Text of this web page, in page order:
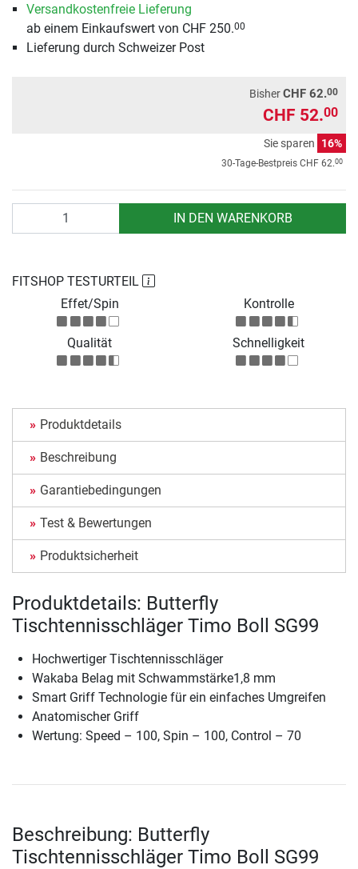
Versandkostenfreie Lieferung
ab einem Einkaufswert von CHF 250.00
Lieferung durch Schweizer Post
BisherCHF 62.00
CHF 52.00
Sie sparen 16%
30-Tage-Bestpreis CHF 62.00
IN DEN WARENKORB
FITSHOP TESTURTEIL
Effet/Spin
Kontrolle
Qualität Schnelligkeit
Produktdetails
Beschreibung
Garantiebedingungen
Test & Bewertungen
Produktsicherheit
Produktdetails: Butterfly
Tischtennisschläger Timo Boll SG99
Hochwertiger Tischtennisschläger
Wakaba Belag mit Schwammstärke1,8 mm
Smart Griff Technologie für ein einfaches Umgreifen
Anatomischer Griff
Wertung: Speed – 100, Spin – 100, Control – 70
Beschreibung: Butterfly
Tischtennisschläger Timo Boll SG99